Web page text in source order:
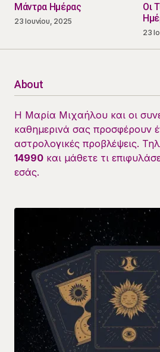
Μάντρα Ημέρας
23 Ιουνίου, 2025
Οι
23
About
Η Μαρία Μιχαήλου και οι
καθημερινά σας προσφέρουν
αστρολογικές προβλέψεις.
14990 και μάθετε τι
εσάς.